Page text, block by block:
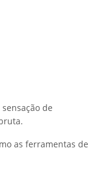
de
as ferramentas de